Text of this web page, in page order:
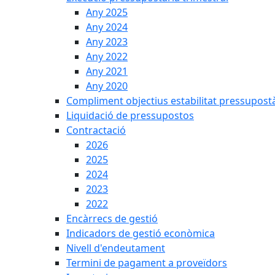
Any 2025
Any 2024
Any 2023
Any 2022
Any 2021
Any 2020
Compliment objectius estabilitat
Liquidació de pressupostos
Contractació
2026
2025
2024
2023
2022
Encàrrecs de gestió
Indicadors de gestió econòmica
Nivell d'endeutament
Termini de pagament a proveïdors